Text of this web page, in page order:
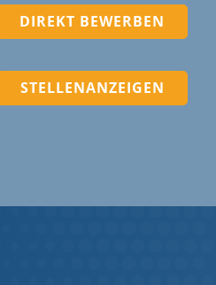
DIREKT BEWERBEN
STELLENANZEIGEN